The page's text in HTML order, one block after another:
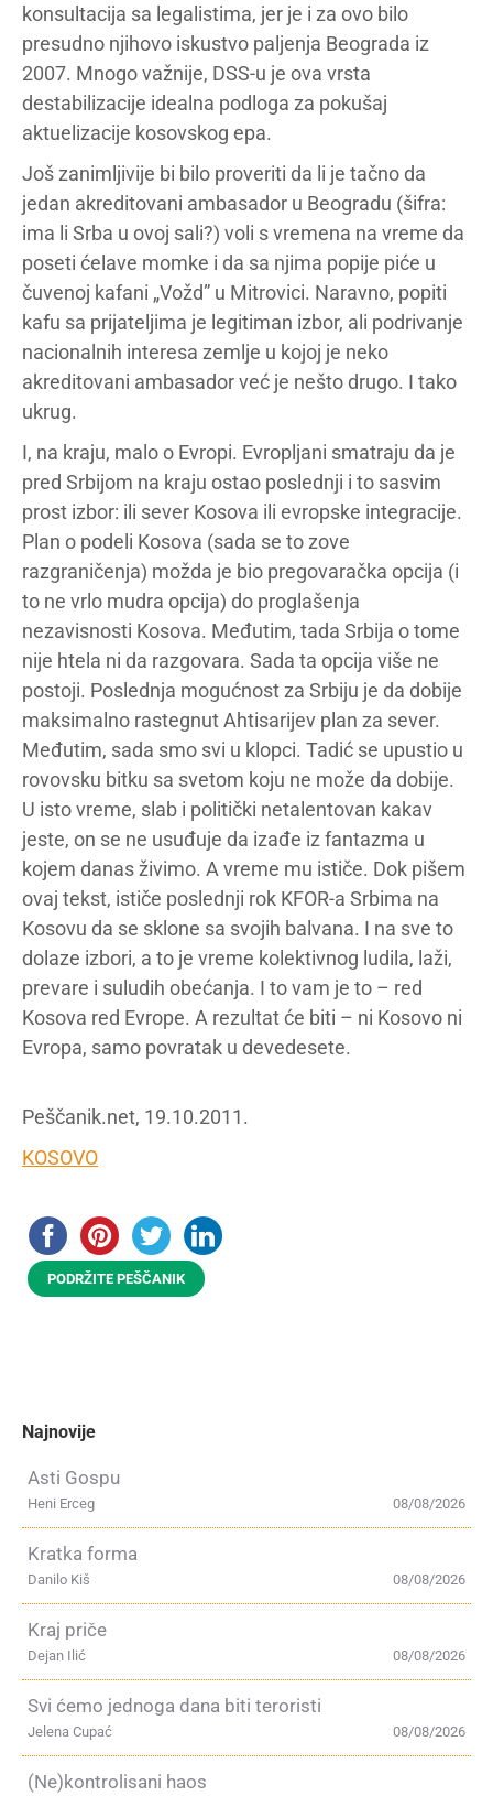
konsultacija sa legalistima, jer je i za ovo bilo
presudno njihovo iskustvo paljenja Beograda iz
2007. Mnogo važnije, DSS-u je ova vrsta
destabilizacije idealna podloga za pokušaj
aktuelizacije kosovskog epa.
Još zanimljivije bi bilo proveriti da li je tačno da
jedan akreditovani ambasador u Beogradu (šifra:
ima li Srba u ovoj sali?) voli s vremena na vreme da
poseti ćelave momke i da sa njima popije piće u
čuvenoj kafani „Vožd” u Mitrovici. Naravno, popiti
kafu sa prijateljima je legitiman izbor, ali podrivanje
nacionalnih interesa zemlje u kojoj je neko
akreditovani ambasador već je nešto drugo. I tako
ukrug.
I, na kraju, malo o Evropi. Evropljani smatraju da je
pred Srbijom na kraju ostao poslednji i to sasvim
prost izbor: ili sever Kosova ili evropske integracije.
Plan o podeli Kosova (sada se to zove
razgraničenja) možda je bio pregovaračka opcija (i
to ne vrlo mudra opcija) do proglašenja
nezavisnosti Kosova. Međutim, tada Srbija o tome
nije htela ni da razgovara. Sada ta opcija više ne
postoji. Poslednja mogućnost za Srbiju je da dobije
maksimalno rastegnut Ahtisarijev plan za sever.
Međutim, sada smo svi u klopci. Tadić se upustio u
rovovsku bitku sa svetom koju ne može da dobije.
U isto vreme, slab i politički netalentovan kakav
jeste, on se ne usuđuje da izađe iz fantazma u
kojem danas živimo. A vreme mu ističe. Dok pišem
ovaj tekst, ističe poslednji rok KFOR-a Srbima na
Kosovu da se sklone sa svojih balvana. I na sve to
dolaze izbori, a to je vreme kolektivnog ludila, laži,
prevare i suludih obećanja. I to vam je to – red
Kosova red Evrope. A rezultat će biti – ni Kosovo ni
Evropa, samo povratak u devedesete.
Peščanik.net, 19.10.2011.
KOSOVO
PODRŽITE PEŠČANIK
Najnovije
Asti Gospu
08/08/2026
Heni Erceg
Kratka forma
08/08/2026
Danilo Kiš
Kraj priče
08/08/2026
Dejan Ilić
Svi ćemo jednoga dana biti teroristi
08/08/2026
Jelena Cupać
(Ne)kontrolisani haos